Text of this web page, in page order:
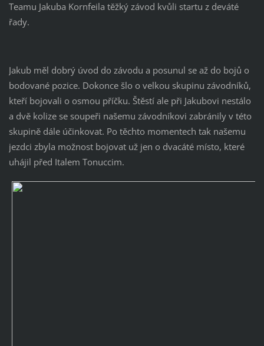
Teamu Jakuba Kornfeila těžký závod kvůli startu z deváté
řady.
Jakub měl dobrý úvod do závodu a posunul se až do bojů o
bodované pozice. Dokonce šlo o velkou skupinu závodníků,
kteří bojovali o osmou příčku. Štěstí ale při Jakubovi nestálo
a dvě kolize se soupeři našemu závodníkovi zabránily v této
skupině dále účinkovat. Po těchto momentech tak našemu
jezdci zbyla možnost bojovat už jen o dvacáté místo, které
uhájil před Italem Tonuccim.